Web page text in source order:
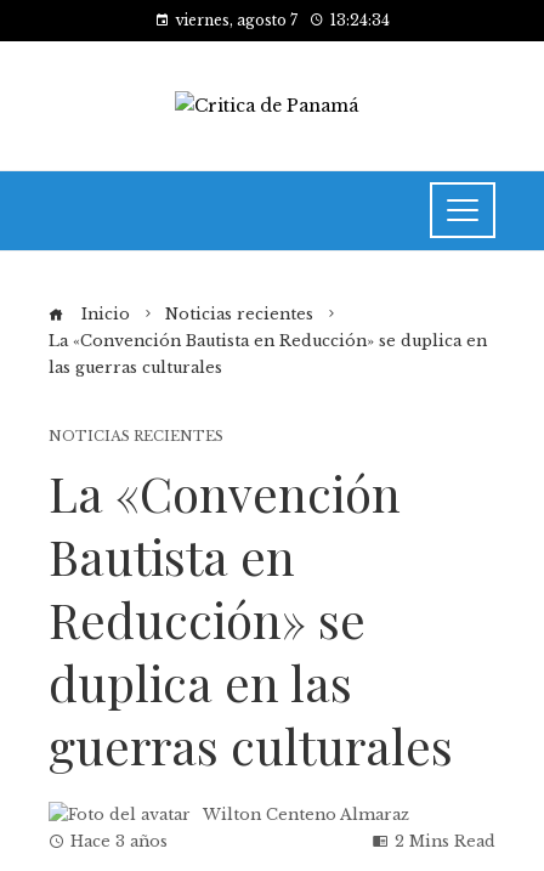
viernes, agosto 7 13:24:35
Inicio
Noticias recientes
La «Convención Bautista en Reducción» se duplica en
las guerras culturales
NOTICIAS RECIENTES
La «Convención
Bautista en
Reducción» se
duplica en las
guerras culturales
Wilton Centeno Almaraz
Hace 3 años
2 Mins Read